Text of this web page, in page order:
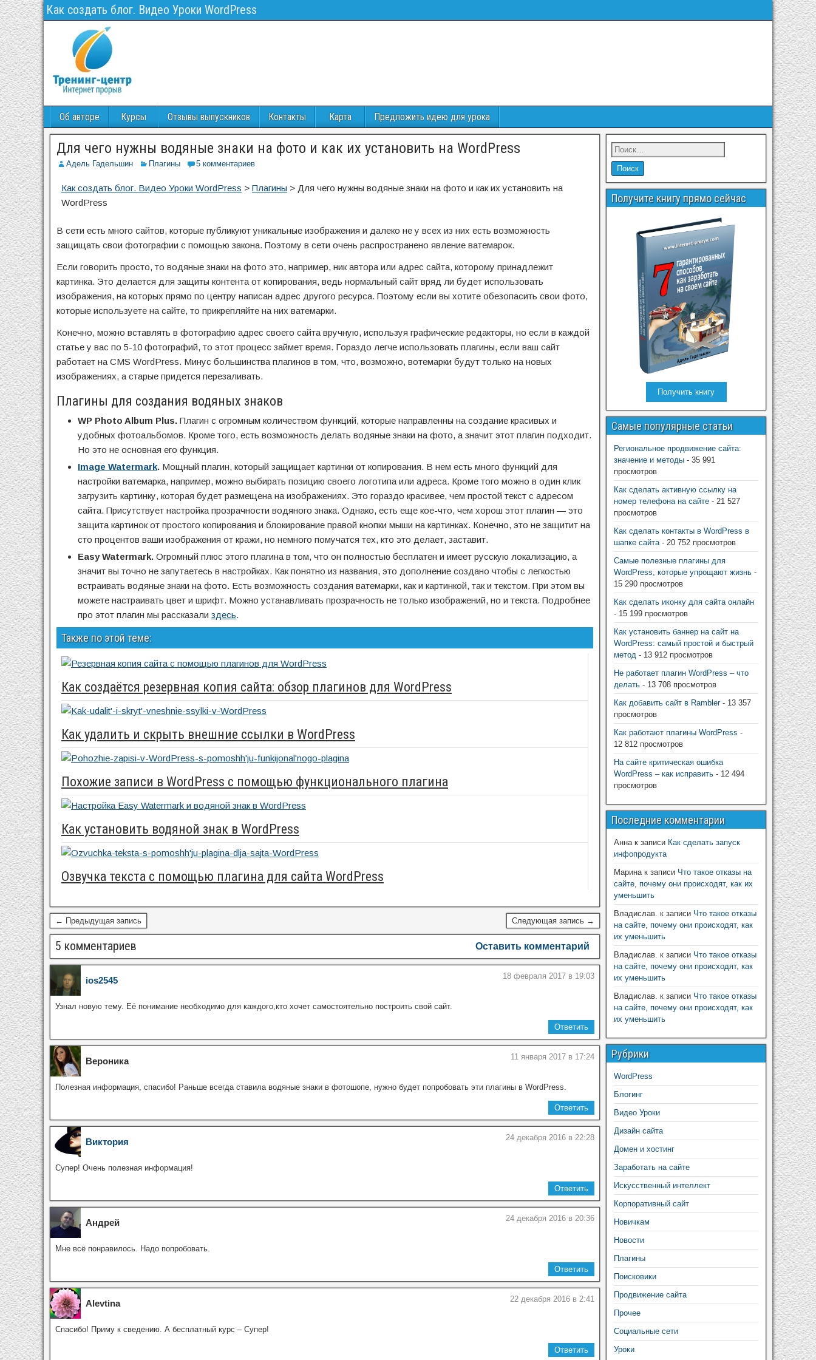
Как создать блог. Видео Уроки WordPress
Об авторе Курсы Отзывы выпускников Контакты Карта Предложить идею для урока
Для чего нужны водяные знаки на фото и как их установить на WordPress
Адель Гадельшин Плагины 5 комментариев
Как создать блог. Видео Уроки WordPress > Плагины > Для чего нужны водяные знаки на фото и как их установить на
WordPress
В сети есть много сайтов, которые публикуют уникальные изображения и далеко не у всех из них есть возможность
защищать свои фотографии с помощью закона. Поэтому в сети очень распространено явление ватемарок.
Если говорить просто, то водяные знаки на фото это, например, ник автора или адрес сайта, которому принадлежит
картинка. Это делается для защиты контента от копирования, ведь нормальный сайт вряд ли будет использовать
изображения, на которых прямо по центру написан адрес другого ресурса. Поэтому если вы хотите обезопасить свои фото,
которые используете на сайте, то прикрепляйте на них ватемарки.
Конечно, можно вставлять в фотографию адрес своего сайта вручную, используя графические редакторы, но если в каждой
статье у вас по 5-10 фотографий, то этот процесс займет время. Гораздо легче использовать плагины, если ваш сайт
работает на CMS WordPress. Минус большинства плагинов в том, что, возможно, вотемарки будут только на новых
изображениях, а старые придется перезаливать.
Плагины для создания водяных знаков
WP Photo Album Plus. Плагин с огромным количеством функций, которые направленны на создание красивых и
удобных фотоальбомов. Кроме того, есть возможность делать водяные знаки на фото, а значит этот плагин подходит.
Но это не основная его функция.
Image Watermark. Мощный плагин, который защищает картинки от копирования. В нем есть много функций для
настройки ватемарка, например, можно выбирать позицию своего логотипа или адреса. Кроме того можно в один клик
загрузить картинку, которая будет размещена на изображениях. Это гораздо красивее, чем простой текст с адресом
сайта. Присутствует настройка прозрачности водяного знака. Однако, есть еще кое-что, чем хорош этот плагин — это
защита картинок от простого копирования и блокирование правой кнопки мыши на картинках. Конечно, это не защитит на
сто процентов ваши изображения от кражи, но немного помучатся тех, кто это делает, заставит.
Easy Watermark. Огромный плюс этого плагина в том, что он полностью бесплатен и имеет русскую локализацию, а
значит вы точно не запутаетесь в настройках. Как понятно из названия, это дополнение создано чтобы с легкостью
встраивать водяные знаки на фото. Есть возможность создания ватемарки, как и картинкой, так и текстом. При этом вы
можете настраивать цвет и шрифт. Можно устанавливать прозрачность не только изображений, но и текста. Подробнее
про этот плагин мы рассказали здесь.
Также по этой теме:
Как создаётся резервная копия сайта: обзор плагинов для WordPress
Как удалить и скрыть внешние ссылки в WordPress
Похожие записи в WordPress с помощью функционального плагина
Как установить водяной знак в WordPress
Озвучка текста с помощью плагина для сайта WordPress
← Предыдущая запись Следующая запись →
5 комментариев Оставить комментарий
ios2545 18 февраля 2017 в 19:03
Узнал новую тему. Её понимание необходимо для каждого,кто хочет самостоятельно построить свой сайт.
Ответить
Вероника 11 января 2017 в 17:24
Полезная информация, спасибо! Раньше всегда ставила водяные знаки в фотошопе, нужно будет попробовать эти плагины в WordPress.
Ответить
Виктория 24 декабря 2016 в 22:28
Супер! Очень полезная информация!
Ответить
Андрей 24 декабря 2016 в 20:36
Мне всё понравилось. Надо попробовать.
Ответить
Alevtina 22 декабря 2016 в 2:41
Спасибо! Приму к сведению. А бесплатный курс – Супер!
Ответить
Получите книгу прямо сейчас
Получить книгу
Самые популярные статьи
Региональное продвижение сайта:
значение и методы - 35 991
просмотров
Как сделать активную ссылку на
номер телефона на сайте - 21 527
просмотров
Как сделать контакты в WordPress в
шапке сайта- 20 752 просмотров
Самые полезные плагины для
WordPress, которые упрощают жизнь -
15 290 просмотров
Как сделать иконку для сайта онлайн
- 15 199 просмотров
Как установить баннер на сайт на
WordPress: самый простой и быстрый
метод - 13 912 просмотров
Не работает плагин WordPress – что
делать - 13 708 просмотров
Как добавить сайт в Rambler- 13 357
просмотров
Как работают плагины WordPress -
12 812 просмотров
На сайте критическая ошибка
WordPress – как исправить - 12 494
просмотров
Последние комментарии
Аннак записи Как сделать запуск
инфопродукта
Маринак записи Что такое отказы на
сайте, почему они происходят, как их
уменьшить
Владислав. к записи Что такое отказы
на сайте, почему они происходят, как
их уменьшить
Владислав. к записи Что такое отказы
на сайте, почему они происходят, как
их уменьшить
Владислав. к записи Что такое отказы
на сайте, почему они происходят, как
их уменьшить
Рубрики
WordPress
Блогинг
Видео Уроки
Дизайн сайта
Домен и хостинг
Заработать на сайте
Искусственный интеллект
Корпоративный сайт
Новичкам
Новости
Плагины
Поисковики
Продвижение сайта
Прочее
Социальные сети
Уроки